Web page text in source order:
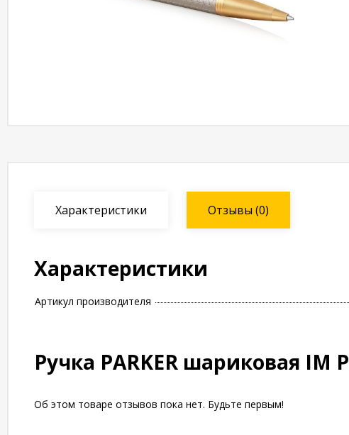
Характеристики Отзывы (0)
Характеристики
Артикул производителя
Ручка PARKER шариковая IM
Об этом товаре отзывов пока нет. Будьте первым!